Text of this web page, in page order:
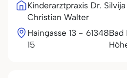
Kinderarztpraxis Dr.
Christian Walter
Haingasse 13 -
15
61348Bad